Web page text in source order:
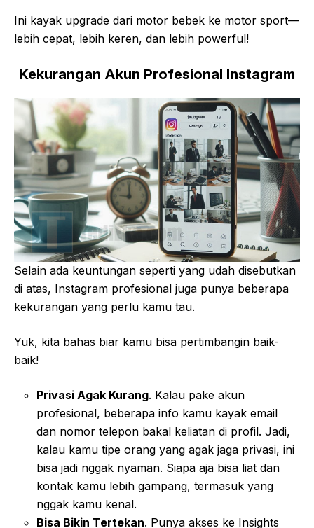
Ini kayak upgrade dari motor bebek ke motor sport—
lebih cepat, lebih keren, dan lebih powerful!
Kekurangan Akun Profesional Instagram
Selain ada keuntungan seperti yang udah disebutkan
di atas, Instagram profesional juga punya beberapa
kekurangan yang perlu kamu tau.
Yuk, kita bahas biar kamu bisa pertimbangin baik-
baik!
Privasi Agak Kurang. Kalau pake akun
profesional, beberapa info kamu kayak email
dan nomor telepon bakal keliatan di profil. Jadi,
kalau kamu tipe orang yang agak jaga privasi, ini
bisa jadi nggak nyaman. Siapa aja bisa liat dan
kontak kamu lebih gampang, termasuk yang
nggak kamu kenal.
Bisa Bikin Tertekan. Punya akses ke Insights